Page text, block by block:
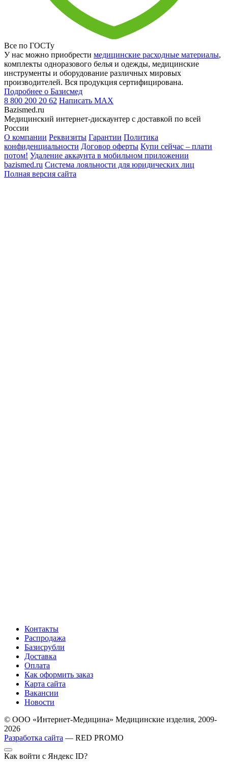
Все по ГОСТу
У нас можно приобрести медицинские расходные материалы,
комплекты одноразового белья и одежды, медицинские
инструменты и оборудование различных мировых
производителей. Вся продукция сертифицирована.
Подробнее о Базисмед
8 800 200 20 62 Написать MAX
Bazismed.ru
Медицинский интернет-дискаунтер с доставкой по всей
России
О компании Реквизиты Гарантии Политика
конфиденциальности Договор оферты Купи сейчас – плати
потом! Удаление аккаунта в мобильном приложении
bazismed.ru Система лояльности для юридических лиц
Полная версия сайта
Контакты
Распродажа
Базисрубли
Доставка
Оплата
Как оформить заказ
Карта сайта
Вакансии
Новости
© ООО «Интернет-Медицина» Медицинские изделия, 2009-
2026
Разработка сайта — RED PROMO
Как войти с Яндекс ID?